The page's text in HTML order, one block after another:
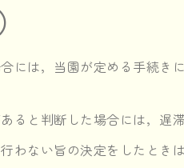
には，当園が定める手続き
と判断した場合には，遅
ない旨の決定をしたとき